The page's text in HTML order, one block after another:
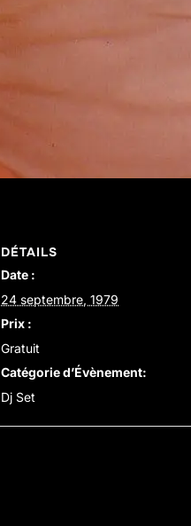
DÉTAILS
Date :
24 septembre, 1979
Prix :
Gratuit
Catégorie d’Évènement:
Dj Set